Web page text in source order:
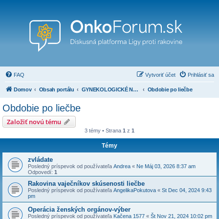
FAQ Prihlásiť sa
Vytvoriť účet
Domov Obsah portálu GYNEKOLOGICKÉ NÁDORY (nádory vaječníkov, tela maternice, krčka maternice, nádory v gravidite, vonkajších rodidiel a iné) Obdobie po liečbe
Obdobie po liečbe
Založiť novú tému
3 témy • Strana 1 z 1
Témy
zvládate
Posledný príspevok od používateľa Andrea « Ne Máj 03, 2026 8:37 am
Odpovedí: 1
Rakovina vaječníkov skúsenosti liečbe
Posledný príspevok od používateľa AngelikaPokutova « St Dec 04, 2024 9:43
pm
Operácia ženských orgánov-výber
Posledný príspevok od používateľa Kačena 1577 « Št Nov 21, 2024 10:02 pm